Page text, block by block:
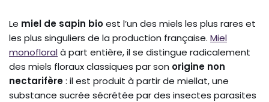
Le miel de sapin bioest l’un des miels les plus rares et
les plus singuliers de la production française. Miel
monofloralà part entière, il se distingue radicalement
des miels floraux classiques par son origine non
nectarifère: il est produit à partir de miellat, une
substance sucrée sécrétée par des insectes parasites